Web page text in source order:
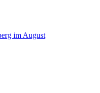
im August